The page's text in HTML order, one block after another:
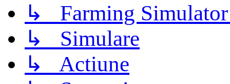
↳ Farming
↳ Simulare
↳ Actiune